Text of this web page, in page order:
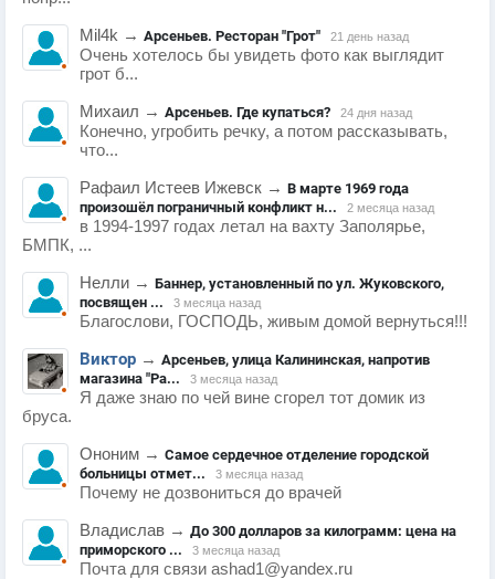
Mil4k → Арсеньев. Ресторан "Грот" 21 день назад
Очень хотелось бы увидеть фото как выглядит
грот б...
Михаил → Арсеньев. Где купаться? 24 дня назад
Конечно, угробить речку, а потом рассказывать,
что...
Рафаил Истеев Ижевск → В марте 1969 года
произошёл пограничный конфликт н...
2 месяца назад
в 1994-1997 годах летал на вахту Заполярье,
БМПК, ...
Нелли → Баннер, установленный по ул. Жуковского,
посвящен ...
3 месяца назад
Благослови, ГОСПОДЬ, живым домой вернуться!!!
Виктор → Арсеньев, улица Калининская, напротив
магазина "Ра...
3 месяца назад
Я даже знаю по чей вине сгорел тот домик из
бруса.
Ононим → Самое сердечное отделение городской
больницы отмет...
3 месяца назад
Почему не дозвониться до врачей
Владислав → До 300 долларов за килограмм: цена на
приморского ...
3 месяца назад
Почта для связи ashad1@yandex.ru